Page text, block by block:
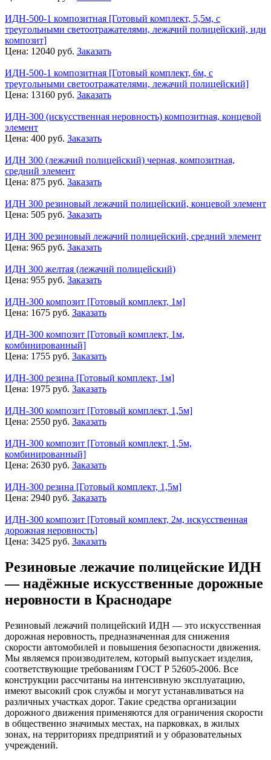
ИДН-500-1 композитная [Готовый комплект, 5,5м, с
треугольными светоотражателями, лежачий полицейский, идн
композит]
Цена: 12040 руб. Заказать
ИДН-500-1 композитная [Готовый комплект, 6м, с
треугольными светоотражателями, лежачий полицейский]
Цена: 13160 руб. Заказать
ИДН-300 (искусственная неровность) композитная, концевой
элемент
Цена: 400 руб. Заказать
ИДН 300 (лежачий полицейский) черная, композитная,
средний элемент
Цена: 875 руб. Заказать
ИДН 300 резиновый лежачий полицейский, концевой элемент
Цена: 505 руб. Заказать
ИДН 300 резиновый лежачий полицейский, средний элемент
Цена: 965 руб. Заказать
ИДН 300 желтая (лежачий полицейский)
Цена: 955 руб. Заказать
ИДН-300 композит [Готовый комплект, 1м]
Цена: 1675 руб. Заказать
ИДН-300 композит [Готовый комплект, 1м,
комбинированный]
Цена: 1755 руб. Заказать
ИДН-300 резина [Готовый комплект, 1м]
Цена: 1975 руб. Заказать
ИДН-300 композит [Готовый комплект, 1,5м]
Цена: 2550 руб. Заказать
ИДН-300 композит [Готовый комплект, 1,5м,
комбинированный]
Цена: 2630 руб. Заказать
ИДН-300 резина [Готовый комплект, 1,5м]
Цена: 2940 руб. Заказать
ИДН-300 композит [Готовый комплект, 2м, искусственная
дорожная неровность]
Цена: 3425 руб. Заказать
Резиновые лежачие полицейские ИДН
— надёжные искусственные дорожные
неровности в Краснодаре
Резиновый лежачий полицейский ИДН — это искусственная
дорожная неровность, предназначенная для снижения
скорости автомобилей и повышения безопасности движения.
Мы являемся производителем, который выпускает изделия,
соответствующие требованиям ГОСТ Р 52605-2006. Все
конструкции рассчитаны на интенсивную эксплуатацию,
имеют высокий срок службы и могут устанавливаться на
различных участках дорог. Такие средства организации
дорожного движения применяются для ограничения скорости
в общественно значимых местах, на парковках, в жилых
зонах, на территориях предприятий и у образовательных
учреждений.